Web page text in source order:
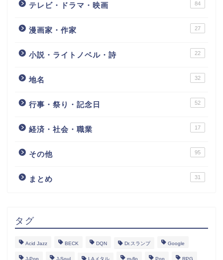
テレビ・ドラマ・映画 84
漫画家・作家 27
小説・ライトノベル・詩 22
地名 32
行事・祭り・記念日 52
経済・社会・職業 17
その他 95
まとめ 31
タグ
Acid Jazz BECK DQN Dr.スランプ Google